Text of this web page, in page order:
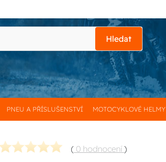
Hledat
PNEU A PŘÍSLUŠENSTVÍ MOTOCYKLOVÉ HELMY
( 0 hodnocení )